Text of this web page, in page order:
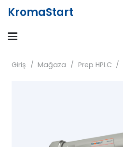
KromaStart
Giriş / Mağaza / Prep HPLC /